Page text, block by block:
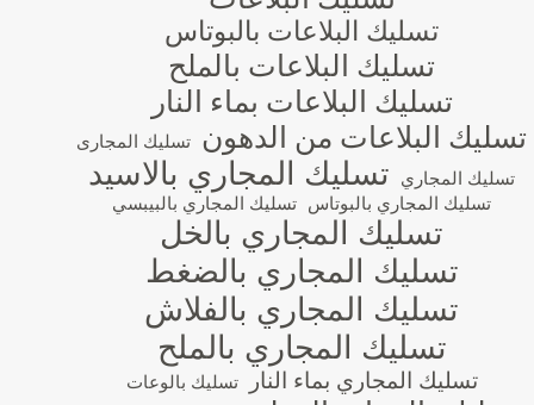
تسليك البلاعات بالبوتاس
تسليك البلاعات بالملح
تسليك البلاعات بماء النار
تسليك البلاعات من الدهون تسليك المجارى
تسليك المجاري
تسليك المجاري بالاسيد
تسليك المجاري بالبوتاس تسليك المجاري بالبيبسي
تسليك المجاري بالخل
تسليك المجاري بالضغط
تسليك المجاري بالفلاش
تسليك المجاري بالملح
تسليك المجاري بماء النار تسليك بالوعات